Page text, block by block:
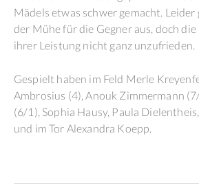
Mädels etwas schwer gemacht.
der Mühe für die Gegner aus, doch
ihrer Leistung nicht ganz unzufrieden.
Gespielt haben im Feld Merle
Ambrosius (4), Anouk Zimmermann
(6/1), Sophia Hausy, Paula
und im Tor Alexandra Koepp.